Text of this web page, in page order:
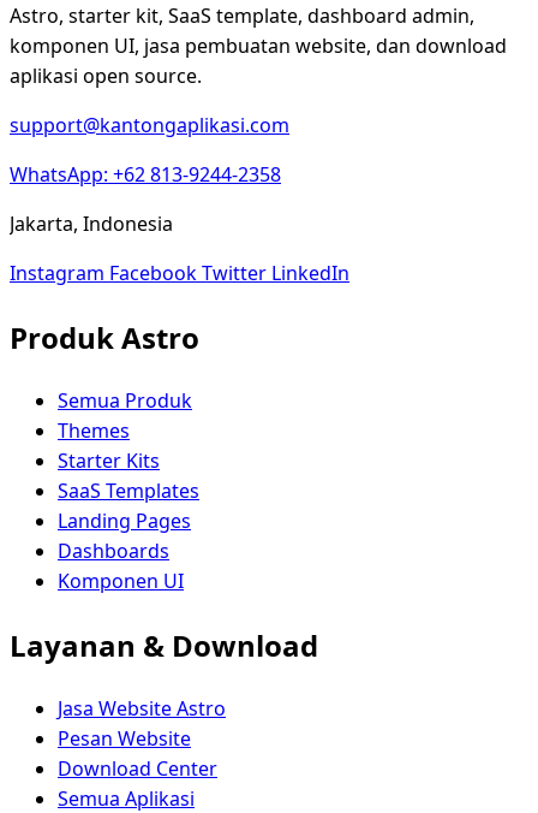
Astro, starter kit, SaaS template, dashboard admin,
komponen UI, jasa pembuatan website, dan download
aplikasi open source.
support@kantongaplikasi.com
WhatsApp: +62 813-9244-2358
Jakarta, Indonesia
Instagram FacebookTwitter LinkedIn
Produk Astro
Semua Produk
Themes
Starter Kits
SaaS Templates
Landing Pages
Dashboards
Komponen UI
Layanan & Download
Jasa Website Astro
Pesan Website
Download Center
Semua Aplikasi